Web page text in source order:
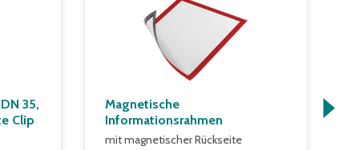
35,
Clip
Magnetische
Informationsrahmen
mit magnetischer Rückseite